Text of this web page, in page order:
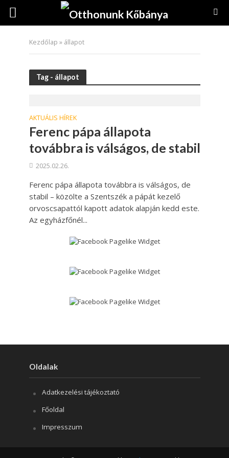
Kezdőlap » állapot
Tag - állapot
AKTUÁLIS HÍREK
Ferenc pápa állapota
továbbra is válságos, de stabil
2025.02.26.
Ferenc pápa állapota továbbra is válságos, de
stabil – közölte a Szentszék a pápát kezelő
orvoscsapattól kapott adatok alapján kedd este.
Az egyházfőnél...
Oldalak
Adatkezelési tájékoztató
Főoldal
Impresszum